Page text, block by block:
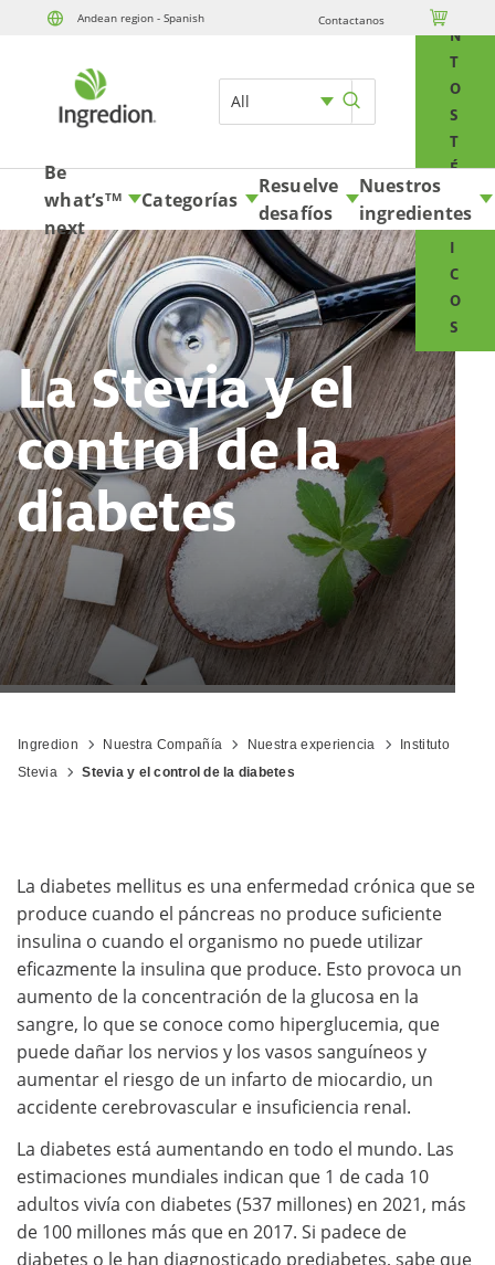
Andean region - Spanish Contactanos 
All
N
T
O
S
T
É
N
I
C
O
S
Be
what’s
next
TM Categorías
Resuelve
desafíos
Nuestros
ingredientes
La Stevia y el
control de la
diabetes
Ingredion Nuestra Compañía Nuestra experiencia
Instituto
Stevia
Stevia y el control de la diabetes
La diabetes mellitus es una enfermedad crónica que se
produce cuando el páncreas no produce suficiente
insulina o cuando el organismo no puede utilizar
eficazmente la insulina que produce. Esto provoca un
aumento de la concentración de la glucosa en la
sangre, lo que se conoce como hiperglucemia, que
puede dañar los nervios y los vasos sanguíneos y
aumentar el riesgo de un infarto de miocardio, un
accidente cerebrovascular e insuficiencia renal.
La diabetes está aumentando en todo el mundo. Las
estimaciones mundiales indican que 1 de cada 10
adultos vivía con diabetes (537 millones) en 2021, más
de 100 millones más que en 2017. Si padece de
diabetes o le han diagnosticado prediabetes, sabe que